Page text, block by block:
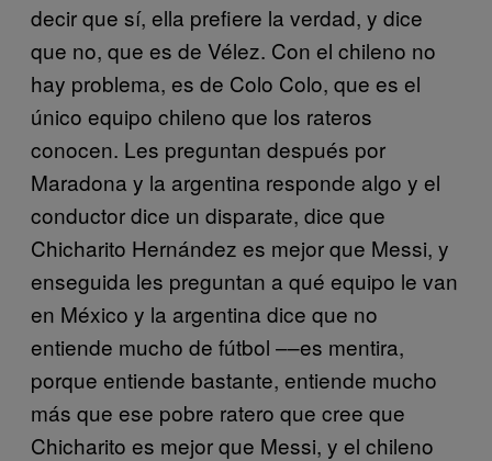
decir que sí, ella prefiere la verdad, y dice
que no, que es de Vélez. Con el chileno no
hay problema, es de Colo Colo, que es el
único equipo chileno que los rateros
conocen. Les preguntan después por
Maradona y la argentina responde algo y el
conductor dice un disparate, dice que
Chicharito Hernández es mejor que Messi, y
enseguida les preguntan a qué equipo le van
en México y la argentina dice que no
entiende mucho de fútbol ––es mentira,
porque entiende bastante, entiende mucho
más que ese pobre ratero que cree que
Chicharito es mejor que Messi, y el chileno